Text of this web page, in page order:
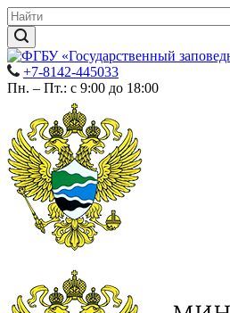
+7-8142-445033
Пн. – Пт.: с 9:00 до 18:00